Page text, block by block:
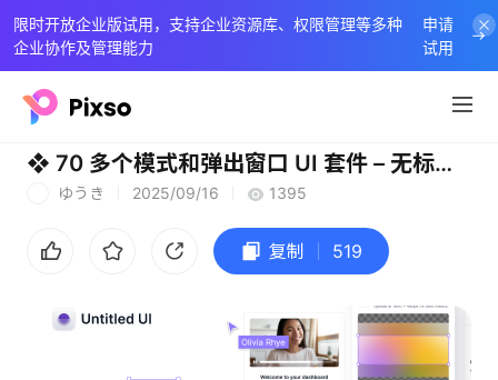
限时开放企业版试用，支持企业资源库、权限管理等多种
企业协作及管理能力
申请
试用
❖ 70 多个模式和弹出窗口 UI 套件 – 无标题 UI
ゆうき 2025/09/16 1395
复制 519